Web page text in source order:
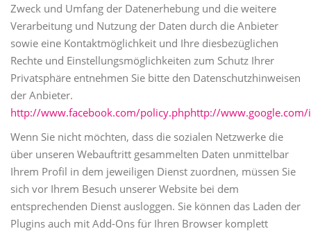
Zweck und Umfang der Datenerhebung und die weitere
Verarbeitung und Nutzung der Daten durch die Anbieter
sowie eine Kontaktmöglichkeit und Ihre diesbezüglichen
Rechte und Einstellungsmöglichkeiten zum Schutz Ihrer
Privatsphäre entnehmen Sie bitte den Datenschutzhinweisen
der Anbieter.
http://www.facebook.com/policy.phphttp://
Wenn Sie nicht möchten, dass die sozialen Netzwerke die
über unseren Webauftritt gesammelten Daten unmittelbar
Ihrem Profil in dem jeweiligen Dienst zuordnen, müssen Sie
sich vor Ihrem Besuch unserer Website bei dem
entsprechenden Dienst ausloggen. Sie können das Laden der
Plugins auch mit Add-Ons für Ihren Browser komplett